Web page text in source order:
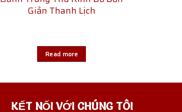
Giản Thanh Lịch
Read more
KẾT NỐI VỚI CHÚNG TÔI